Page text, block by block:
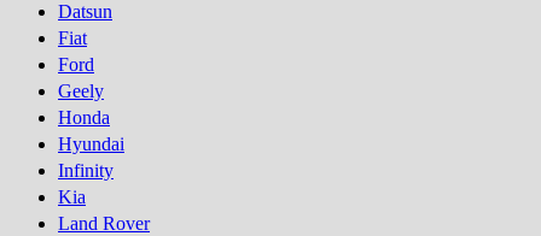
Datsun
Fiat
Ford
Geely
Honda
Hyundai
Infinity
Kia
Land Rover